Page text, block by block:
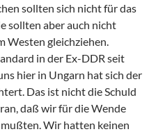
sollten sich nicht für das
sollten aber auch nicht
Westen gleichziehen.
in der Ex-DDR seit
hier in Ungarn hat sich der
Das ist nicht die Schuld
daß wir für die Wende
Wir hatten keinen